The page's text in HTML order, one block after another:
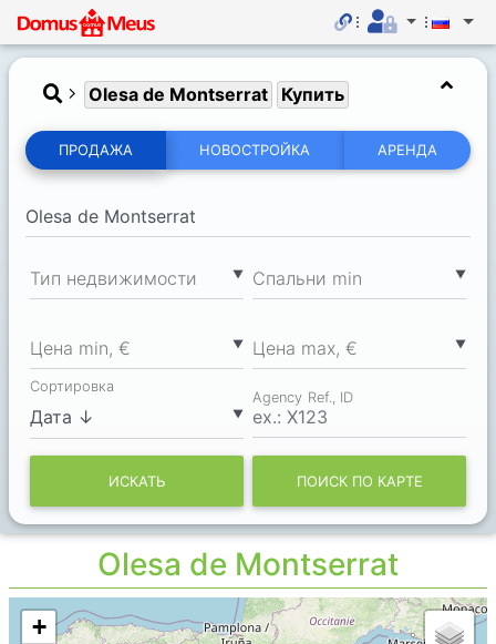
Olesa de Montserrat Купить
ПРОДАЖА НОВОСТРОЙКА АРЕНДА
▼
Тип недвижимости ▼
Спальни min
▼
Цена min, € ▼
Цена max, €
▼
Сортировка
Agency Ref., ID
ИСКАТЬ ПОИСК ПО КАРТЕ
Olesa de Montserrat
+